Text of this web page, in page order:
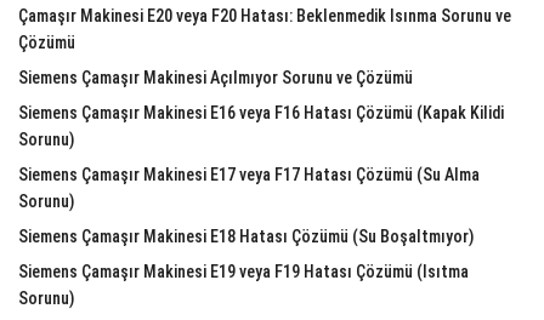
Çamaşır Makinesi E20 veya F20 Hatası: Beklenmedik Isınma Sorunu ve
Çözümü
Siemens Çamaşır Makinesi Açılmıyor Sorunu ve Çözümü
Siemens Çamaşır Makinesi E16 veya F16 Hatası Çözümü (Kapak Kilidi
Sorunu)
Siemens Çamaşır Makinesi E17 veya F17 Hatası Çözümü (Su Alma
Sorunu)
Siemens Çamaşır Makinesi E18 Hatası Çözümü (Su Boşaltmıyor)
Siemens Çamaşır Makinesi E19 veya F19 Hatası Çözümü (Isıtma
Sorunu)